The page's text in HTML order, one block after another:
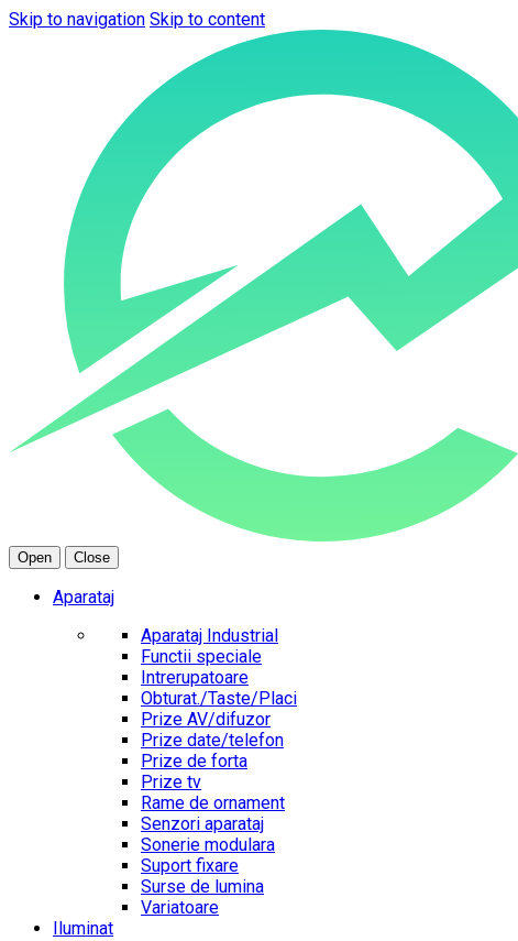
Skip to navigation Skip to content
Open Close
Aparataj
Aparataj Industrial
Functii speciale
Intrerupatoare
Obturat./Taste/Placi
Prize AV/difuzor
Prize date/telefon
Prize de forta
Prize tv
Rame de ornament
Senzori aparataj
Sonerie modulara
Suport fixare
Surse de lumina
Variatoare
Iluminat